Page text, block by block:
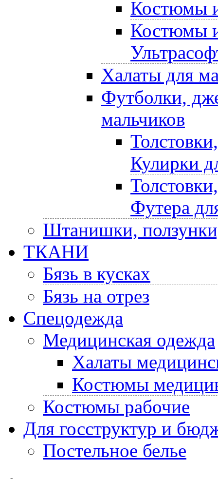
Костюмы
Костюмы
Халаты для
Футболки,
мальчиков
Кулирки
Футера
Штанишки,
ТКАНИ
Бязь в кусках
Бязь на отрез
Спецодежда
Медицинская одежда
Халаты
Костюмы
Костюмы рабочие
Для госструктур и
Постельное белье